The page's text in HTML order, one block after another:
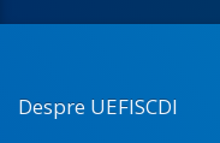
Despre UEFISCDI